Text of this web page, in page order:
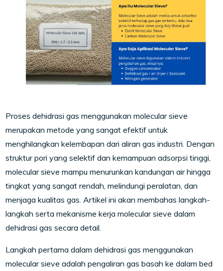
Proses dehidrasi gas menggunakan molecular sieve
merupakan metode yang sangat efektif untuk
menghilangkan kelembapan dari aliran gas industri. Dengan
struktur pori yang selektif dan kemampuan adsorpsi tinggi,
molecular sieve mampu menurunkan kandungan air hingga
tingkat yang sangat rendah, melindungi peralatan, dan
menjaga kualitas gas. Artikel ini akan membahas langkah-
langkah serta mekanisme kerja molecular sieve dalam
dehidrasi gas secara detail.
Langkah pertama dalam dehidrasi gas menggunakan
molecular sieve adalah pengaliran gas basah ke dalam bed